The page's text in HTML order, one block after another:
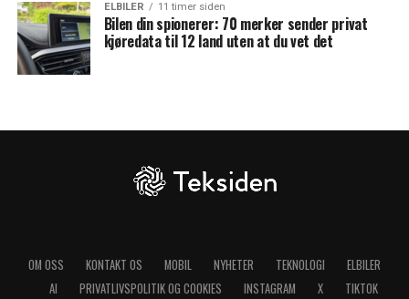
ELBILER 11 timer siden
Bilen din spionerer: 70 merker sender privat
kjøredata til 12 land uten at du vet det
OM OSS KONTAKT OS MOBIL NYHETER TEKNOLOGI
ELBILER
AI
PRIVATLIVSPOLITIK OG COOKIES INSTAGRAM X TIKTOK